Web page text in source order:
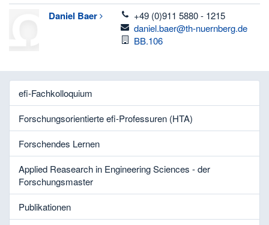
Daniel Baer telefon
+49 (0)911 5880 - 1215
email
daniel.baer@th-nuernberg.de
Raum
BB.106
efi-Fachkolloquium
Forschungsorientierte efi-Professuren (HTA)
Forschendes Lernen
Applied Reasearch in Engineering Sciences - der
Forschungsmaster
Publikationen